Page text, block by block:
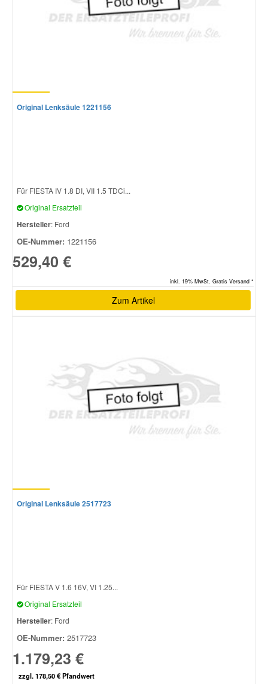
Original Lenksäule 1221156
Für FIESTA IV 1.8 DI, VII 1.5 TDCi...
Original Ersatzteil
Hersteller: Ford
OE-Nummer: 1221156
529,40 €
inkl. 19% MwSt. Gratis Versand *
Zum Artikel
Original Lenksäule 2517723
Für FIESTA V 1.6 16V, VI 1.25...
Original Ersatzteil
Hersteller: Ford
OE-Nummer: 2517723
1.179,23 €
zzgl. 178,50 € Pfandwert